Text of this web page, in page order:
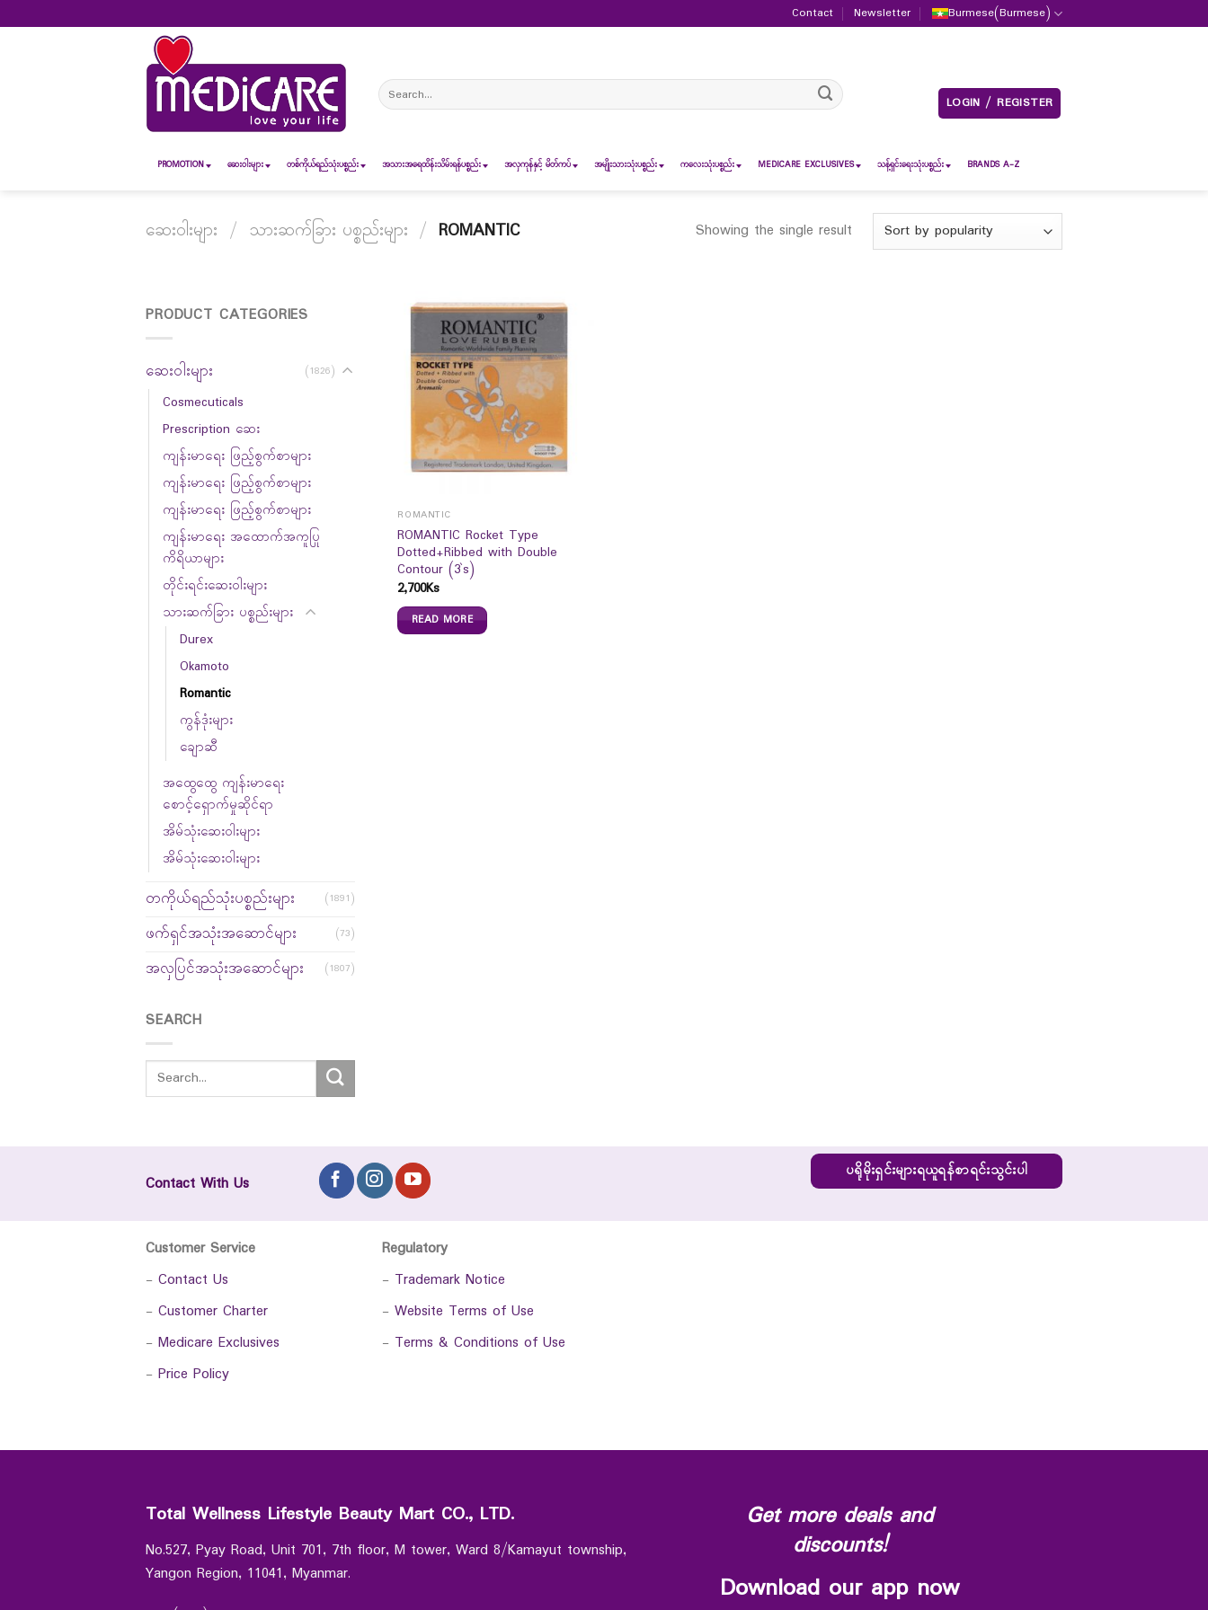
to
Contact Newsletter Burmese(Burmese)
Search
for:
LOGIN / REGISTER
PROMOTION ဆေး၀ါးများ တစ်ကိုယ်ရည်သုံးပစ္စည်း အသားအရေထိန်းသိမ်းရန်ပစ္စည်း အလှကုန်နှင့် မိတ်ကပ် အမျိုးသားသုံးပစ္စည်း ကလေးသုံးပစ္စည်း MEDICARE EXCLUSIVES သန့်ရှင်းရေးသုံးပစ္စည်း BRANDS A-Z
ဆေးဝါးများ / သားဆက်ခြား ပစ္စည်းများ / ROMANTIC Showing the single result
PRODUCT CATEGORIES
ဆေးဝါးများ (1826)
Cosmecuticals
Prescription ဆေး
ကျန်းမာရေး ဖြည့်စွက်စာများ
ကျန်းမာရေး ဖြည့်စွက်စာများ
ကျန်းမာရေး ဖြည့်စွက်စာများ
ကျန်းမာရေး အထောက်အကူပြု
ကိရိယာများ
တိုင်းရင်းဆေးဝါးများ
သားဆက်ခြား ပစ္စည်းများ
Durex
Okamoto
Romantic
ကွန်ဒုံးများ
ချောဆီ
အထွေထွေ ကျန်းမာရေး
စောင့်ရှောက်မှုဆိုင်ရာ
အိမ်သုံးဆေးဝါးများ
အိမ်သုံးဆေးဝါးများ
တကိုယ်ရည်သုံးပစ္စည်းများ (1891)
ဖက်ရှင်အသုံးအဆောင်များ (73)
အလှပြင်အသုံးအဆောင်များ (1807)
SEARCH
ROMANTIC
ROMANTIC Rocket Type
Dotted+Ribbed with Double
Contour (3`s)
2,700Ks
READ MORE
Contact With Us
ပရိုမိုးရှင်းများရယူရန်စာရင်းသွင်းပါ
Customer Service
- Contact Us
- Customer Charter
- Medicare Exclusives
- Price Policy
Regulatory
- Trademark Notice
- Website Terms of Use
- Terms & Conditions of Use
Total Wellness Lifestyle Beauty Mart CO., LTD.
No.527, Pyay Road, Unit 701, 7th floor, M tower, Ward 8/Kamayut township,
Yangon Region, 11041, Myanmar.
Get more deals and
discounts!
Download our app now